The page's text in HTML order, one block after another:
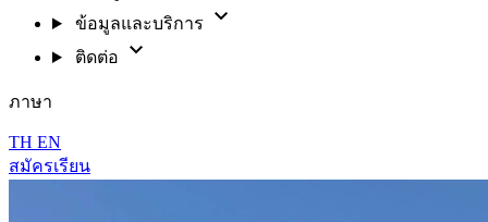
ข้อมูลและบริการ expand_more
ติดต่อ expand_more
ภาษา
TH EN
สมัครเรียน